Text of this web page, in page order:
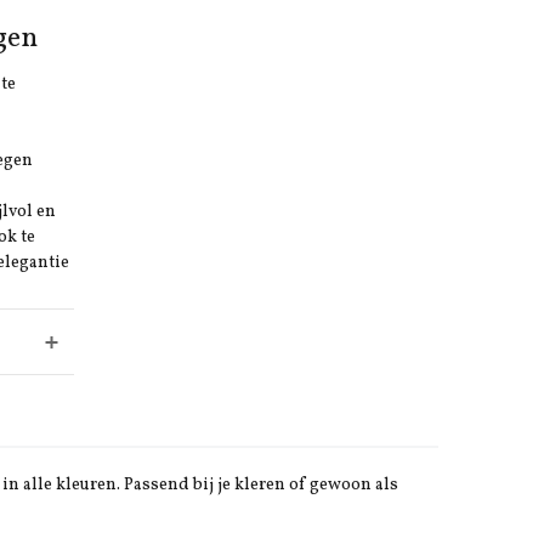
en
te
alle kleuren. Passend bij je kleren of gewoon als